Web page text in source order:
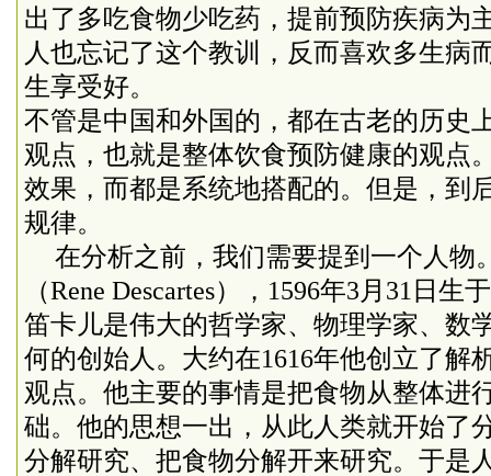
出了多吃食物少吃药，提前预防疾病为
人也忘记了这个教训，反而喜欢多生病
生享受好。
不管是中国和外国的，都在古老的历史
观点，也就是整体饮食预防健康的观点
效果，而都是系统地搭配的。但是，到
规律。
在分析之前，我们需要提到一个人物
（Rene Descartes）， 1596年3 月 31 日生
笛卡儿是伟大的哲学家、物理学家、数
何的创始人。大约在1616年他创立了解
观点。他主要的事情是把食物从整体进
础。他的思想一出，从此人类就开始了
分解研究、把食物分解开来研究。于是